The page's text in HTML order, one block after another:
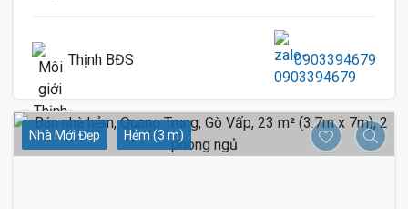
Thịnh BĐS 0903394679
Nhà Mới Đẹp Hẻm (3 m)